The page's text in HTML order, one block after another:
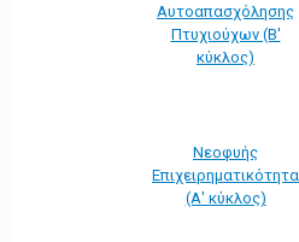
Αυτοαπασχόλησης
Πτυχιούχων (Β'
κύκλος)
Νεοφυής
Επιχειρηματικότητα
(Α' κύκλος)